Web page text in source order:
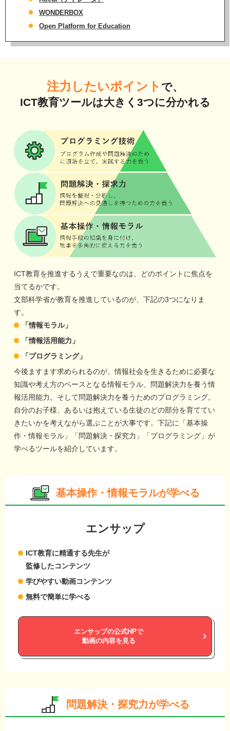
WONDERBOX
Open Platform for Education
注力したいポイント で、
ICT教育ツールは大きく3つに分かれる
ICT教育を推進するうえで重要なのは、どのポイントに焦点を
当てるかです。
文部科学省が教育を推進しているのが、下記の3つになりま
す。
「情報モラル」
「情報活用能力」
「プログラミング」
今後ますます求められるのが、情報社会を生きるために必要な
知識や考え方のベースとなる情報モラル、問題解決力を養う情
報活用能力。そして問題解決力を養うためのプログラミング。
自分のお子様、あるいは抱えている生徒のどの部分を育ててい
きたいかを考えながら選ぶことが大事です。下記に「基本操
作・情報モラル」「問題解決・探究力」「プログラミング」が
学べるツールを紹介しています。
基本操作・情報モラルが学べる
エンサップ
ICT教育に精通する先生が
監修したコンテンツ
学びやすい動画コンテンツ
無料で簡単に学べる
エンサップの公式HPで
動画の内容を見る
問題解決・探究力が学べる